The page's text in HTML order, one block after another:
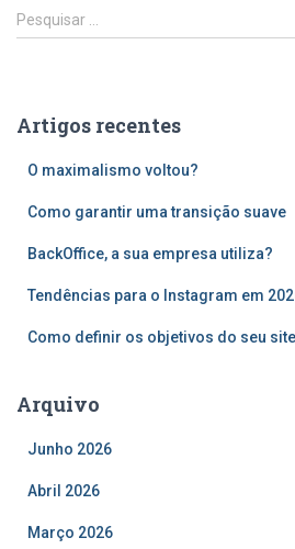
P
e
i
Pesquisar …
Artigos recentes
O maximalismo voltou?
Como garantir uma transição suave
BackOffice, a sua empresa utiliza?
Tendências para o Instagram em
Como definir os objetivos do seu
Arquivo
Junho 2026
Abril 2026
Março 2026